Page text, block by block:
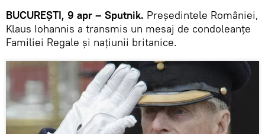
BUCUREȘTI, 9 apr – Sputnik. Președintele României,
Klaus Iohannis a transmis un mesaj de condoleanțe
Familiei Regale și națiunii britanice.